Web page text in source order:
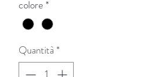
colore*
Quantità *